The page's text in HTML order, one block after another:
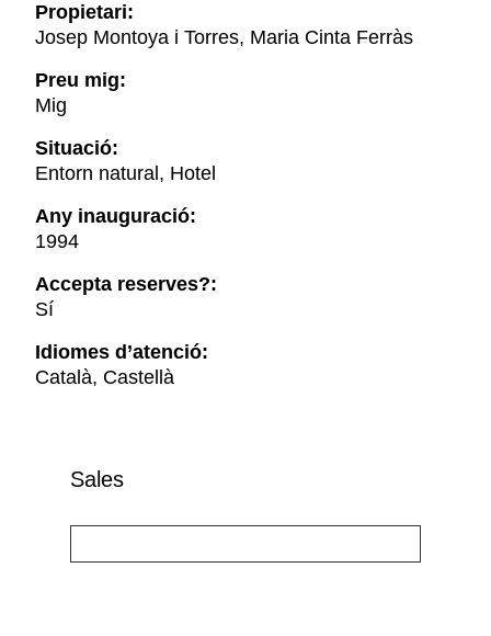
Propietari:
Josep Montoya i Torres, Maria Cinta Ferràs
Preu mig:
Mig
Situació:
Entorn natural, Hotel
Any inauguració:
1994
Accepta reserves?:
Sí
Idiomes d’atenció:
Català, Castellà
Sales